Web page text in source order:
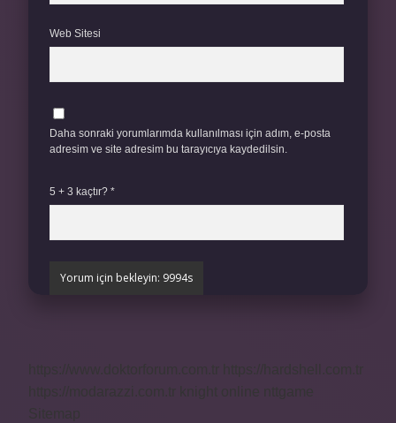
Web Sitesi
Daha sonraki yorumlarımda kullanılması için adım, e-posta
adresim ve site adresim bu tarayıcıya kaydedilsin.
5 + 3 kaçtır? *